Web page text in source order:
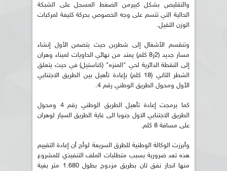
والتقليص بشكل كبيرمن الضغط المسجل على الشبكة
الحالية التي تتسم على وجه الخصوص بحركة كثيفة لمركبات
الوزن الثقيل.
وتنقسم الأشغال إلى شطرين حيث يتضمن الأول إنشاء
مسار جديد (2ر8 كلم) يمتد من نهائي الحاويات لميناء وهران
إلى النقطة الدائرية لحي "المنزه" (كناستيل) في حيث يتعلق
الشطر الثاني (18 كلم) بإعادة تأهيل بين الطريق الاجتنابي
الأول ومحول الطريق الوطني رقم 4.
كما برمجت إعادة تأهيل الطريق الوطني رقم 4 ومحول
الطريق الاجتنابي الاول جنوبا الى غاية الطريق السيار لوهران
على مسافة 8 كلم.
وأبرزت الوكالة الوطنية للطرق السريعة لوأج أن إعادة التقييم
هذه تعد ضرورية بسبب متطلبات الملف التنفيذي للمشروع
منها انجاز نفق ثان بطريق مزدوج بطول 1.680 متر بغية